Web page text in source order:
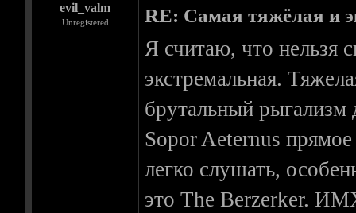
evil_valm
Unregistered RE: Самая тяжёлая и
Я считаю, что нельзя
экстремальная.
брутальный рыгализм
Sopor Aeternus
легко слушать,
это The Berzerker.